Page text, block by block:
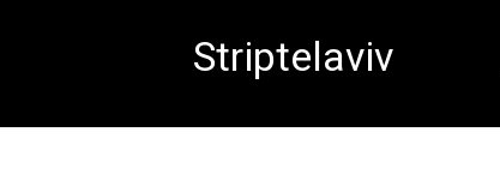
Striptelaviv